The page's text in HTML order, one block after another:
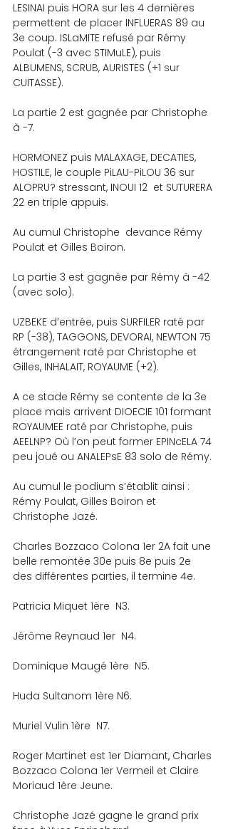
LESINAI puis HORA sur les 4 dernières
permettent de placer INFLUERAS 89 au
3e coup. ISLaMITE refusé par Rémy
Poulat (-3 avec STIMuLE), puis
ALBUMENS, SCRUB, AURISTES (+1 sur
CUITASSE).
La partie 2 est gagnée par Christophe
à -7.
HORMONEZ puis MALAXAGE, DECATIES,
HOSTILE, le couple PiLAU-PiLOU 36 sur
ALOPRU? stressant, INOUI 12  et SUTURERA
22 en triple appuis.
Au cumul Christophe  devance Rémy
Poulat et Gilles Boiron.
La partie 3 est gagnée par Rémy à -42
(avec solo).
UZBEKE d’entrée, puis SURFILER raté par
RP (-38), TAGGONS, DEVORAI, NEWTON 75
étrangement raté par Christophe et
Gilles, INHALAIT, ROYAUME (+2).
A ce stade Rémy se contente de la 3e
place mais arrivent DIOECIE 101 formant
ROYAUMEE raté par Christophe, puis
AEELNP? Où l’on peut former EPINcELA 74
peu joué ou ANALEPsE 83 solo de Rémy.
Au cumul le podium s’établit ainsi :
Rémy Poulat, Gilles Boiron et
Christophe Jazé.
Charles Bozzaco Colona 1er 2A fait une
belle remontée 30e puis 8e puis 2e
des différentes parties, il termine 4e.
Patricia Miquet 1ère  N3.
Jérôme Reynaud 1er  N4.
Dominique Maugé 1ère  N5.
Huda Sultanom 1ère N6.
Muriel Vulin 1ère  N7.
Roger Martinet est 1er Diamant, Charles
Bozzaco Colona 1er Vermeil et Claire
Moriaud 1ère Jeune.
Christophe Jazé gagne le grand prix